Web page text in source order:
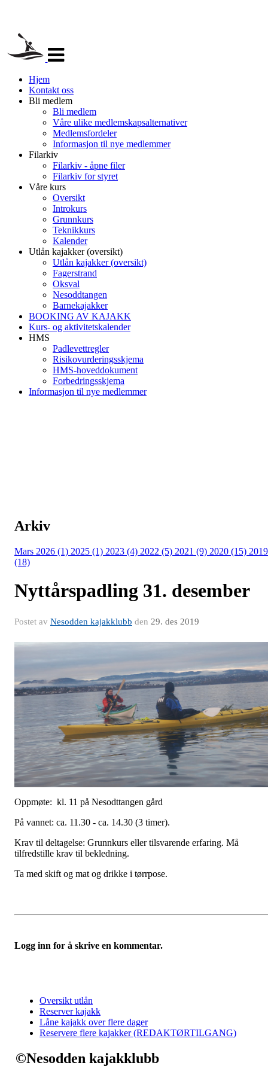
navigasjon
Hjem
Kontakt oss
Bli medlem
Bli medlem
Våre ulike medlemskapsalternativer
Medlemsfordeler
Informasjon til nye medlemmer
Filarkiv
Filarkiv - åpne filer
Filarkiv for styret
Våre kurs
Oversikt
Introkurs
Grunnkurs
Teknikkurs
Kalender
Utlån kajakker (oversikt)
Utlån kajakker (oversikt)
Fagerstrand
Oksval
Nesoddtangen
Barnekajakker
BOOKING AV KAJAKK
Kurs- og aktivitetskalender
HMS
Padlevettregler
Risikovurderingsskjema
HMS-hoveddokument
Forbedringsskjema
Informasjon til nye medlemmer
Arkiv
Mars 2026 (1) 2025 (1) 2023 (4) 2022 (5) 2021 (9) 2020 (15) 2019
(18)
Nyttårspadling 31. desember
Postet av Nesodden kajakklubb den 29. des 2019
Oppmøte: kl. 11 på Nesodttangen gård
På vannet: ca. 11.30 - ca. 14.30 (3 timer).
Krav til deltagelse: Grunnkurs eller tilsvarende erfaring. Må
tilfredstille krav til bekledning.
Ta med skift og mat og drikke i tørrpose.
Logg inn for å skrive en kommentar.
Oversikt utlån
Reserver kajakk
Låne kajakk over flere dager
Reservere flere kajakker (REDAKTØRTILGANG)
©Nesodden kajakklubb